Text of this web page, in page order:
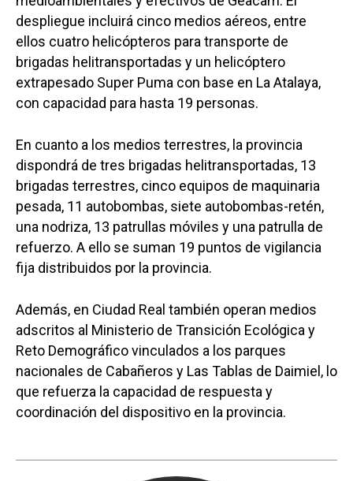
despliegue incluirá cinco medios aéreos, entre
ellos cuatro helicópteros para transporte de
brigadas helitransportadas y un helicóptero
extrapesado Super Puma con base en La Atalaya,
con capacidad para hasta 19 personas.
En cuanto a los medios terrestres, la provincia
dispondrá de tres brigadas helitransportadas, 13
brigadas terrestres, cinco equipos de maquinaria
pesada, 11 autobombas, siete autobombas-retén,
una nodriza, 13 patrullas móviles y una patrulla de
refuerzo. A ello se suman 19 puntos de vigilancia
fija distribuidos por la provincia.
Además, en Ciudad Real también operan medios
adscritos al Ministerio de Transición Ecológica y
Reto Demográfico vinculados a los parques
nacionales de Cabañeros y Las Tablas de Daimiel, lo
que refuerza la capacidad de respuesta y
coordinación del dispositivo en la provincia.
Castilla-La
Ciudad Real
Albacete
Cuenca
Guadalajara
Talavera
Economía
Educación
Cultura
Deportes
Sucesos
Medio Ambiente
Planeta Rural
Especiales
Política